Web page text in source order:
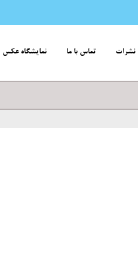
نمایشگاه عکس تماس با ما نشرات